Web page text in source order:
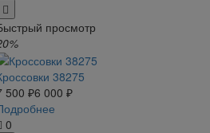
просмотр
38275
500 ₽6 000 ₽
0